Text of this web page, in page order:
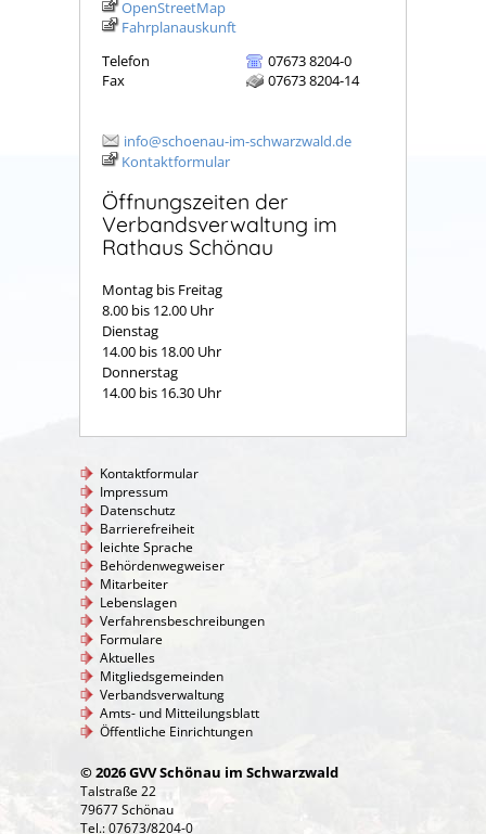
OpenStreetMap
Fahrplanauskunft
Telefon
07673 8204-0
Fax
07673 8204-14
info@schoenau-im-schwarzwald.de
Kontaktformular
Öffnungszeiten der
Verbandsverwaltung im
Rathaus Schönau
Montag bis Freitag
8.00 bis 12.00 Uhr
Dienstag
14.00 bis 18.00 Uhr
Donnerstag
14.00 bis 16.30 Uhr
Kontaktformular
Impressum
Datenschutz
Barrierefreiheit
leichte Sprache
Behördenwegweiser
Mitarbeiter
Lebenslagen
Verfahrensbeschreibungen
Formulare
Aktuelles
Mitgliedsgemeinden
Verbandsverwaltung
Amts- und Mitteilungsblatt
Öffentliche Einrichtungen
© 2026 GVV Schönau im Schwarzwald
Talstraße 22
79677 Schönau
Tel.: 07673/8204-0